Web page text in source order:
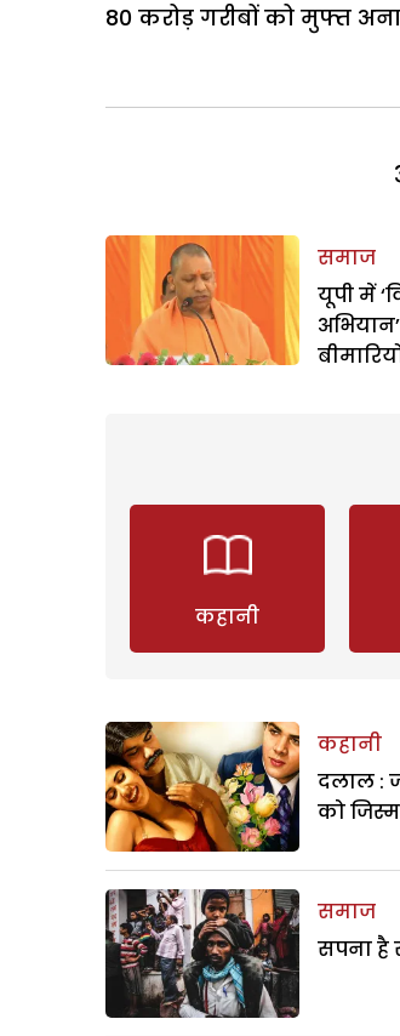
80 करोड़ गरीबों को मुफ्त
समाज
यूपी में
कहानी
कहानी
दलाल :
को
समाज
सपना है